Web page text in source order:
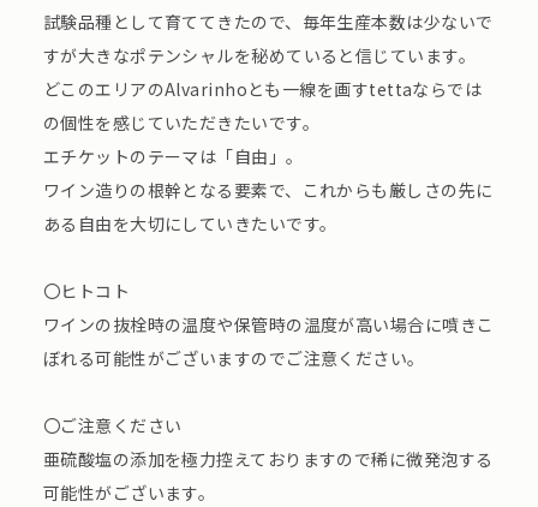
試験品種として育ててきたので、毎年生産本数は少ないで
すが大きなポテンシャルを秘めていると信じています。
どこのエリアのAlvarinhoとも一線を画すtettaならでは
の個性を感じていただきたいです。
エチケットのテーマは「自由」。
ワイン造りの根幹となる要素で、これからも厳しさの先に
ある自由を大切にしていきたいです。
〇ヒトコト
ワインの抜栓時の温度や保管時の温度が高い場合に噴きこ
ぼれる可能性がございますのでご注意ください。
〇ご注意ください
亜硫酸塩の添加を極力控えておりますので稀に微発泡する
可能性がございます。